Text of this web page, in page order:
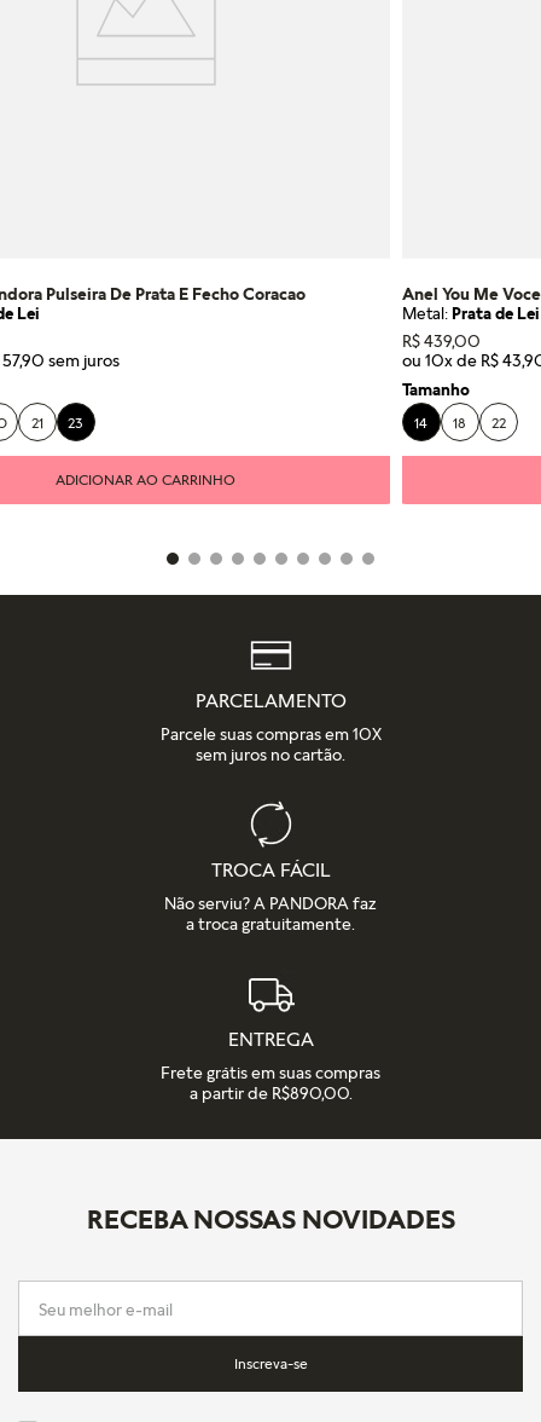
Pulseira De Prata E Fecho Coracao
Lei
57,90
21 23
ADICIONAR AO CARRINHO
Anel You Me
Metal:Prata de Lei
R$ 439,00
ou 10x de R$ 43,
Tamanho
14 18 22
PARCELAMENTO
Parcele suas compras em 10X
sem juros no cartão.
TROCA FÁCIL
Não serviu? A PANDORA faz
a troca gratuitamente.
ENTREGA
Frete grátis em suas compras
a partir de R$890,00.
RECEBA NOSSAS NOVIDADES
Inscreva-se